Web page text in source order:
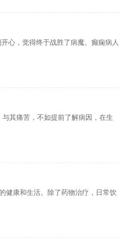
心，觉得终于战胜了病魔。癫痫病人
其痛苦，不如提前了解病因，在生
健康和生活。除了药物治疗，日常饮